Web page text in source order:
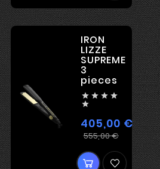
IRON
LIZZE
SUPREME
3
pieces
   

405,00 €
555,00 €
Įprasta
kaina
Kaina